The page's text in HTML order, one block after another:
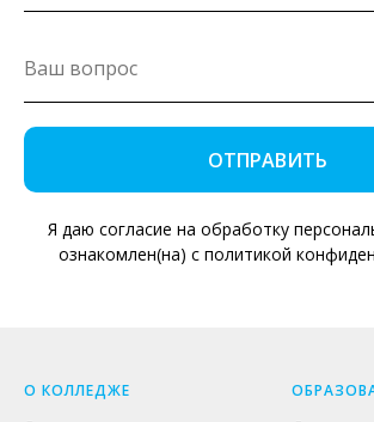
ОТПРАВИТЬ
Я даю согласие на обработку
ознакомлен(на) с политикой
О КОЛЛЕДЖЕ